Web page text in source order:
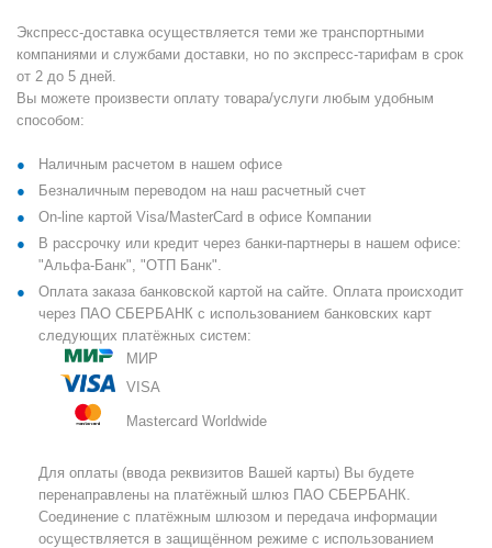
Экспресс-доставка осуществляется теми же транспортными
компаниями и службами доставки, но по экспресс-тарифам в срок
от 2 до 5 дней.
Вы можете произвести оплату товара/услуги любым удобным
способом:
Наличным расчетом в нашем офисе
Безналичным переводом на наш расчетный счет
On-line картой Visa/MasterCard в офисе Компании
В рассрочку или кредит через банки-партнеры в нашем офисе:
"Альфа-Банк", "ОТП Банк".
Оплата заказа банковской картой на сайте. Оплата происходит
через ПАО СБЕРБАНК с использованием банковских карт
следующих платёжных систем:
МИР
VISA
Mastercard Worldwide
Для оплаты (ввода реквизитов Вашей карты) Вы будете
перенаправлены на платёжный шлюз ПАО СБЕРБАНК.
Соединение с платёжным шлюзом и передача информации
осуществляется в защищённом режиме с использованием